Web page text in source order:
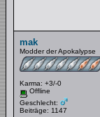
mak
Modder der Apokalypse
Karma: +3/-0
Offline
Geschlecht:
Beiträge: 1147